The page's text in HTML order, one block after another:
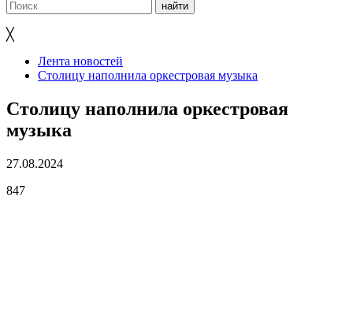
╳
Лента новостей
Столицу наполнила оркестровая музыка
Столицу наполнила оркестровая
музыка
27.08.2024
847